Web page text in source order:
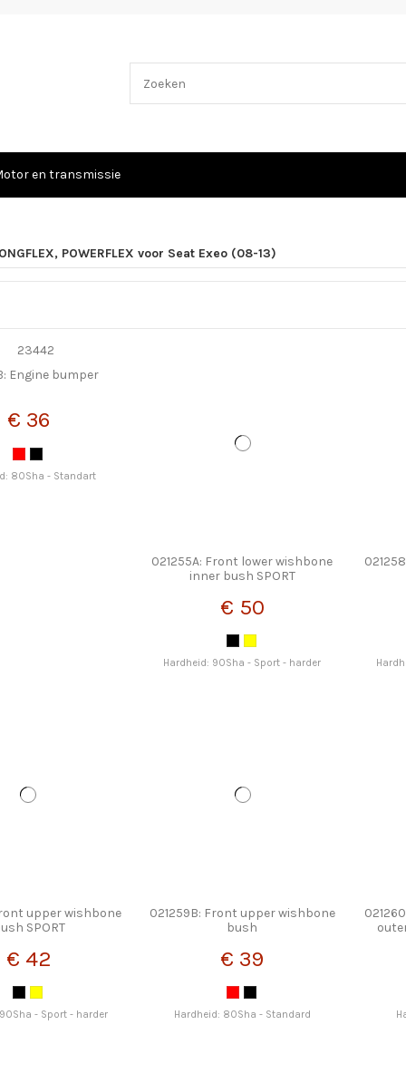
en transmissie
POWERFLEX voor Seat Exeo (08-13)
Engine bumper
€ 36
80Sha - Standart
021255A: Front lower wishbone
inner bush SPORT
€ 50
Hardheid: 90Sha - Sport - harder
upper wishbone
SPORT
€ 42
- Sport - harder
021259B: Front upper wishbone
bush
€ 39
Hardheid: 80Sha - Standard